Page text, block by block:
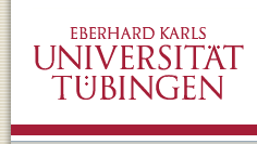
Anwendung von